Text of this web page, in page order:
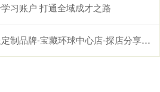
习账户 打通全域成才之路
-宝藏环球中心店-探店分享_面料_西装_场合